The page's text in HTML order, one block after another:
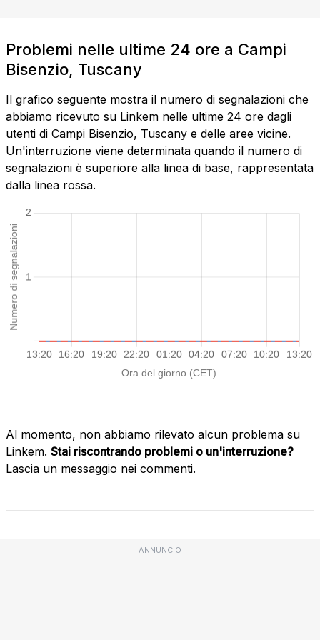
Problemi nelle ultime 24 ore a Campi
Bisenzio, Tuscany
Il grafico seguente mostra il numero di segnalazioni che
abbiamo ricevuto su Linkem nelle ultime 24 ore dagli
utenti di Campi Bisenzio, Tuscany e delle aree vicine.
Un'interruzione viene determinata quando il numero di
segnalazioni è superiore alla linea di base, rappresentata
dalla linea rossa.
Al momento, non abbiamo rilevato alcun problema su
Linkem. Stai riscontrando problemi o un'interruzione?
Lascia un messaggio nei commenti.
ANNUNCIO